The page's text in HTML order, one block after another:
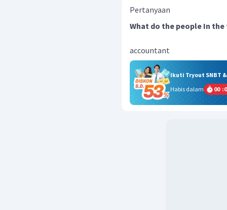
Pertanyaan
What do the people In
accountant
Ikuti Tryout SNBT
Habis dalam
00 :